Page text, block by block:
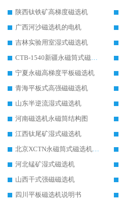
陕西钛铁矿高梯度磁选机
广西河沙磁选机的电机
吉林实验用室湿式磁选机
宁夏永磁高梯度平板磁选机
青海平板式高强磁磁选机
山东半逆流湿式磁选机
河南磁选机永磁筒结构图
江西钛尾矿湿式磁选机
河北锰矿湿式磁选机
山西干式强磁磁选机
四川平板磁选机说明书